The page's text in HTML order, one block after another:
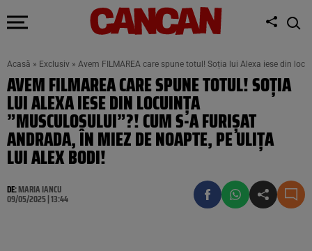
Acasă » Exclusiv » Avem FILMAREA care spune totul! Soția lui Alexa iese din
AVEM FILMAREA CARE SPUNE TOTUL! SOȚIA
LUI ALEXA IESE DIN LOCUINȚA
”MUSCULOSULUI”?! CUM S-A FURIȘAT
ANDRADA, ÎN MIEZ DE NOAPTE, PE ULIȚA
LUI ALEX BODI!
DE:MARIA IANCU
09/05/2025 | 13:44